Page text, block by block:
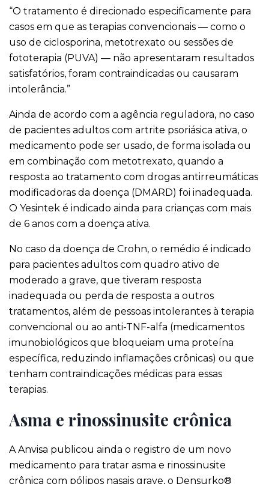
“O tratamento é direcionado especificamente para
casos em que as terapias convencionais — como o
uso de ciclosporina, metotrexato ou sessões de
fototerapia (PUVA) — não apresentaram resultados
satisfatórios, foram contraindicadas ou causaram
intolerância.”
Ainda de acordo com a agência reguladora, no caso
de pacientes adultos com artrite psoriásica ativa, o
medicamento pode ser usado, de forma isolada ou
em combinação com metotrexato, quando a
resposta ao tratamento com drogas antirreumáticas
modificadoras da doença (DMARD) foi inadequada.
O Yesintek é indicado ainda para crianças com mais
de 6 anos com a doença ativa.
No caso da doença de Crohn, o remédio é indicado
para pacientes adultos com quadro ativo de
moderado a grave, que tiveram resposta
inadequada ou perda de resposta a outros
tratamentos, além de pessoas intolerantes à terapia
convencional ou ao anti-TNF-alfa (medicamentos
imunobiológicos que bloqueiam uma proteína
específica, reduzindo inflamações crônicas) ou que
tenham contraindicações médicas para essas
terapias.
Asma e rinossinusite crônica
A Anvisa publicou ainda o registro de um novo
medicamento para tratar asma e rinossinusite
crônica com pólipos nasais grave, o Densurko®